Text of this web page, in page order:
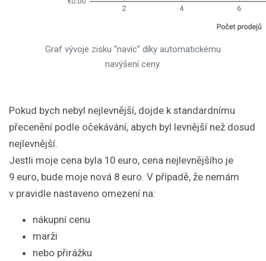
Graf vývoje zisku “navíc” díky automatickému
navýšení ceny.
Pokud bych nebyl nejlevnější, dojde k standardnímu
přecenění podle očekávání, abych byl levnější než dosud
nejlevnější.
Jestli moje cena byla 10 euro, cena nejlevnějšího je
9 euro, bude moje nová 8 euro. V případě, že nemám
v pravidle nastaveno omezení na:
nákupní cenu
marži
nebo přirážku